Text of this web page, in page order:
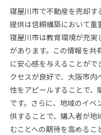
寝屋川市で不動産を売却す
提供は信頼構築において重
寝屋川市は教育環境が充
があります。この情報を共
に安心感を与えることが
クセスが良好で、大阪市内
性をアピールすることで
です。さらに、地域のイベ
供することで、購入者が地
むことへの期待を高めるこ